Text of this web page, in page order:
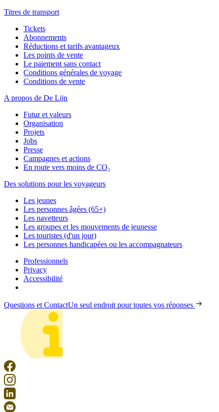
Titres de transport
Tickets
Abonnements
Réductions et tarifs avantageux
Les points de vente
Le paiement sans contact
Conditions générales de voyage
Conditions de vente
A propos de De Lijn
Futur et valeurs
Organisation
Projets
Jobs
Presse
Campagnes et actions
En route vers moins de CO₂
Des solutions pour les voyageurs
Les jeunes
Les personnes âgées (65+)
Les navetteurs
Les groupes et les mouvements de jeunesse
Les touristes (d'un jour)
Les personnes handicapées ou les accompagnateurs
Professionnels
Privacy
Accessibilité
Questions et ContactUn seul endroit pour toutes vos réponses